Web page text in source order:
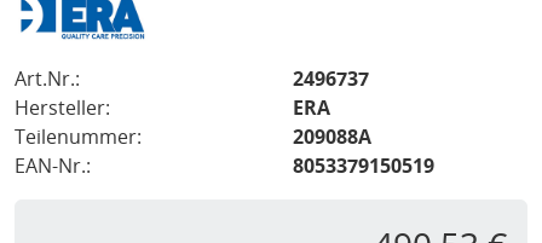
Art.Nr.:
2496737
Hersteller:
ERA
Teilenummer:
209088A
EAN-Nr.:
8053379150519